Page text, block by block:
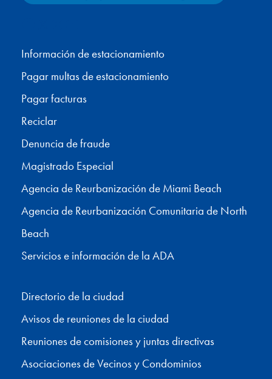
Información de estacionamiento
Pagar multas de estacionamiento
Pagar facturas
Reciclar
Denuncia de fraude
Magistrado Especial
Agencia de Reurbanización de Miami Beach
Agencia de Reurbanización Comunitaria de North
Beach
Servicios e información de la ADA
Directorio de la ciudad
Avisos de reuniones de la ciudad
Reuniones de comisiones y juntas directivas
Asociaciones de Vecinos y Condominios